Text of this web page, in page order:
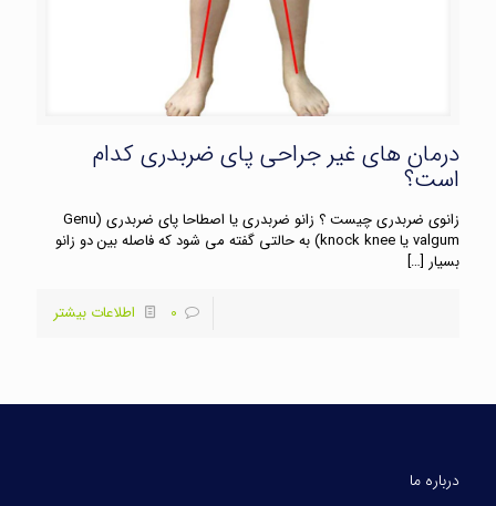
درمان های غیر جراحی پای ضربدری کدام
است؟
زانوی ضربدری چیست ؟ زانو ضربدری یا اصطاحا پای ضربدری (Genu
valgum یا knock knee) به حالتی گفته می شود که فاصله بین دو زانو
بسیار […]
0 اطلاعات بیشتر
درباره ما